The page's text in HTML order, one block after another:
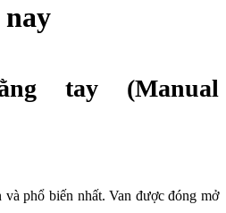
tay (Manual
phổ biến nhất. Van được đóng mở